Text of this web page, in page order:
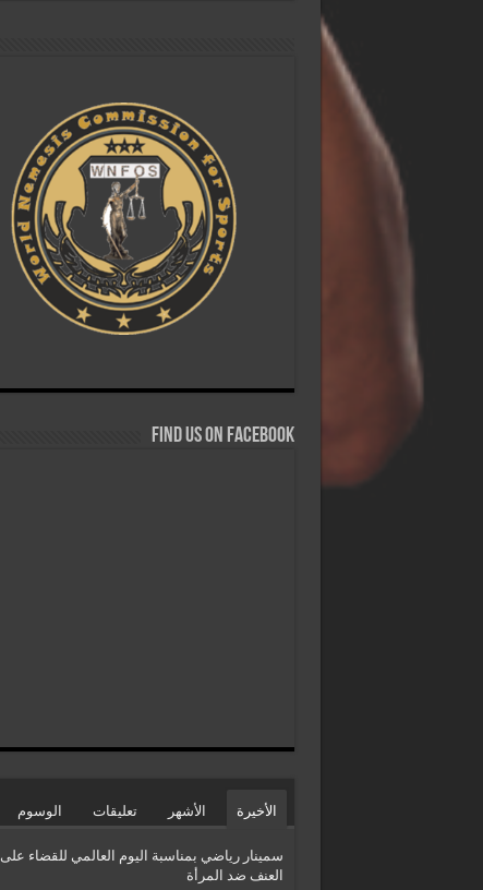
Find us on Facebook
الأخيرة الأشهر تعليقات الوسوم
سمينار رياضي بمناسبة اليوم العالمي للقضاء على
العنف ضد المرأة